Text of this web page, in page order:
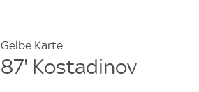
Gelbe Karte
87' Kostadinov